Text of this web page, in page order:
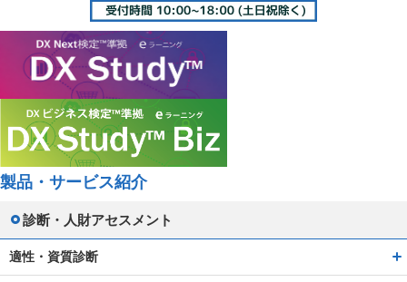
製品・サービス紹介
診断・人財アセスメント
適性・資質診断